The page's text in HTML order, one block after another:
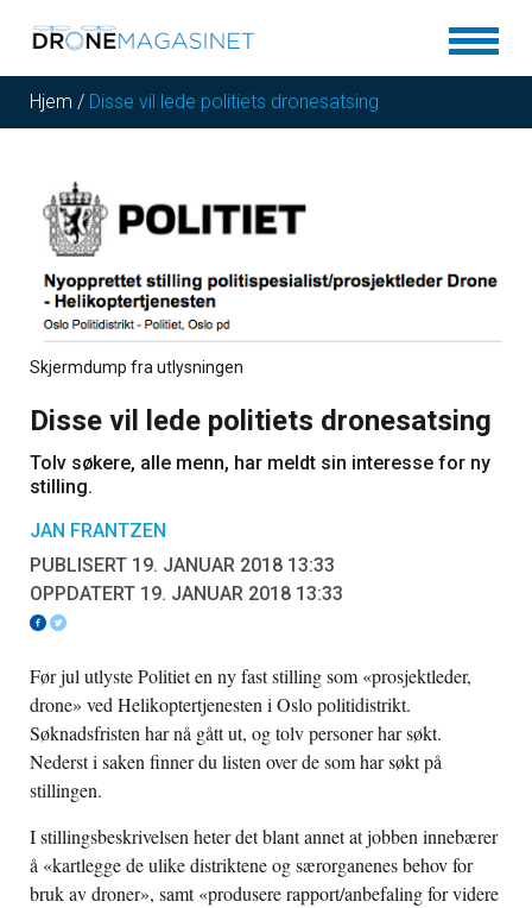
Hjem / Disse vil lede politiets dronesatsing
Skjermdump fra utlysningen
Disse vil lede politiets dronesatsing
Tolv søkere, alle menn, har meldt sin interesse for ny
stilling.
JAN FRANTZEN
PUBLISERT 19. JANUAR 2018 13:33
OPPDATERT 19. JANUAR 2018 13:33
Før jul utlyste Politiet en ny fast stilling som «prosjektleder,
drone» ved Helikoptertjenesten i Oslo politidistrikt.
Søknadsfristen har nå gått ut, og tolv personer har søkt.
Nederst i saken finner du listen over de som har søkt på
stillingen.
I stillingsbeskrivelsen heter det blant annet at jobben innebærer
å «kartlegge de ulike distriktene og særorganenes behov for
bruk av droner», samt «produsere rapport/anbefaling for videre